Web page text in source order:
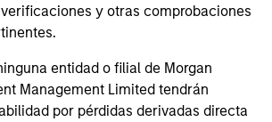
y otras comprobaciones
entidad o filial de Morgan
Management Limited tendrán
por pérdidas derivadas directa